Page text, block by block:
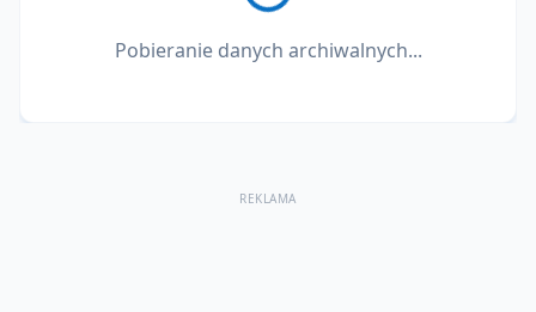
Pobieranie danych archiwalnych...
REKLAMA